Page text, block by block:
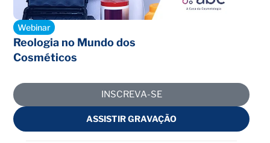
Webinar
Reologia no Mundo dos
Cosméticos
INSCREVA-SE
ASSISTIR GRAVAÇÃO